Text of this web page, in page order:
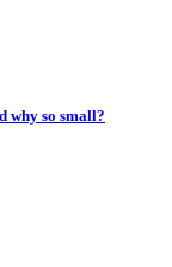
why so small?